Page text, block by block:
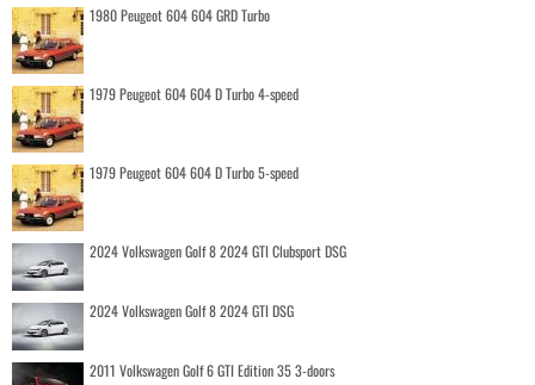
1980 Peugeot 604 604 GRD Turbo
1979 Peugeot 604 604 D Turbo 4-speed
1979 Peugeot 604 604 D Turbo 5-speed
2024 Volkswagen Golf 8 2024 GTI Clubsport DSG
2024 Volkswagen Golf 8 2024 GTI DSG
2011 Volkswagen Golf 6 GTI Edition 35 3-doors